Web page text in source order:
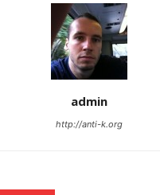
admin
http://anti-k.org